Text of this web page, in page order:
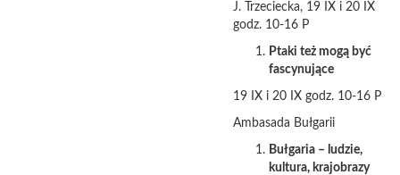
J. Trzeciecka, 19 IX i 20 IX
godz. 10-16 P
Ptaki też mogą być
fascynujące
19 IX i 20 IX godz. 10-16 P
Ambasada Bułgarii
Bułgaria – ludzie,
kultura, krajobrazy